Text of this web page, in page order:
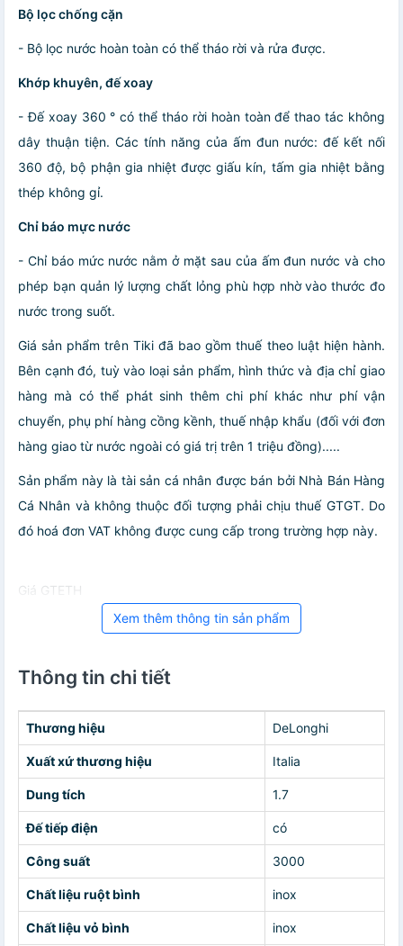
Bộ lọc chống cặn
- Bộ lọc nước hoàn toàn có thể tháo rời và rửa được.
Khớp khuyên, đế xoay
- Đế xoay 360 ° có thể tháo rời hoàn toàn để thao tác không
dây thuận tiện. Các tính năng của ấm đun nước: đế kết nối
360 độ, bộ phận gia nhiệt được giấu kín, tấm gia nhiệt bằng
thép không gỉ.
Chỉ báo mực nước
- Chỉ báo mức nước nằm ở mặt sau của ấm đun nước và cho
phép bạn quản lý lượng chất lỏng phù hợp nhờ vào thước đo
nước trong suốt.
Giá sản phẩm trên Tiki đã bao gồm thuế theo luật hiện hành.
Bên cạnh đó, tuỳ vào loại sản phẩm, hình thức và địa chỉ giao
hàng mà có thể phát sinh thêm chi phí khác như phí vận
chuyển, phụ phí hàng cồng kềnh, thuế nhập khẩu (đối với đơn
hàng giao từ nước ngoài có giá trị trên 1 triệu đồng).....
Sản phẩm này là tài sản cá nhân được bán bởi Nhà Bán Hàng
Cá Nhân và không thuộc đối tượng phải chịu thuế GTGT. Do
đó hoá đơn VAT không được cung cấp trong trường hợp này.
Giá GTETH
Xem thêm thông tin sản phẩm
Thông tin chi tiết
Thương hiệu DeLonghi
Xuất xứ thương hiệu Italia
Dung tích 1.7
Đế tiếp điện có
Công suất 3000
Chất liệu ruột bình inox
Chất liệu vỏ bình inox